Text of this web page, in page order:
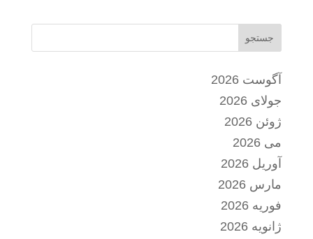
جستجو
آگوست 2026
جولای 2026
ژوئن 2026
می 2026
آوریل 2026
مارس 2026
فوریه 2026
ژانویه 2026